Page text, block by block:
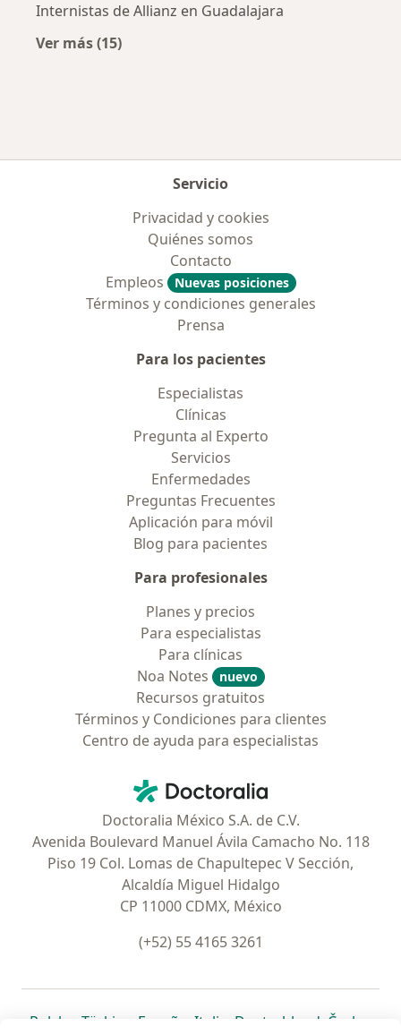
Internistas de Allianz en Guadalajara
Ver más (15)
Servicio
Privacidad y cookies
Quiénes somos
Contacto
Empleos
Nuevas posiciones
Términos y condiciones generales
Prensa
Para los pacientes
Especialistas
Clínicas
Pregunta al Experto
Servicios
Enfermedades
Preguntas Frecuentes
Aplicación para móvil
Blog para pacientes
Para profesionales
Planes y precios
Para especialistas
Para clínicas
Noa Notes
nuevo
Recursos gratuitos
Términos y Condiciones para clientes
Centro de ayuda para especialistas
Doctoralia - Página de inicio
Doctoralia México S.A. de C.V.
Avenida Boulevard Manuel Ávila Camacho No. 118
Piso 19 Col. Lomas de Chapultepec V Sección,
Alcaldía Miguel Hidalgo
CP 11000 CDMX, México
(+52) 55 4165 3261
Polska se abre en una nueva pestaña
Türkiye se abre en una nueva pestaña
España se abre en una nueva pestaña
Italia se abre en una nueva
Deutschlandse abre en
Česko